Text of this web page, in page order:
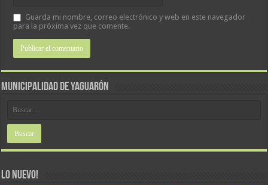
Guarda mi nombre, correo electrónico y web en este navegador
para la próxima vez que comente.
MUNICIPALIDAD DE YAGUARÓN
LO NUEVO!